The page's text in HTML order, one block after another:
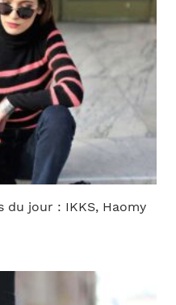
du jour : IKKS, Haomy